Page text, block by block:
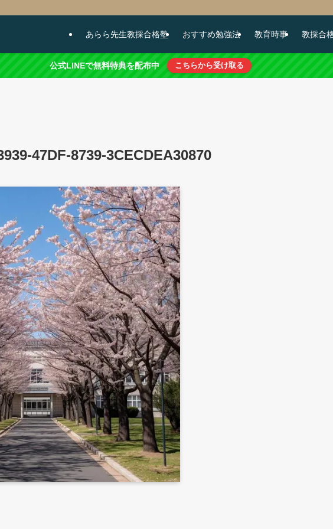
あらら先生教採合格塾 おすすめ勉強法 教育時事 教採合
公式LINEで無料特典を配布中 こちらから受け取る
47DF-8739-3CECDEA30870